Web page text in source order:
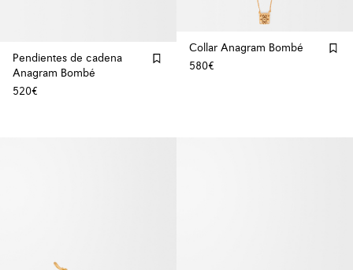
Pendientes de cadena
Anagram Bombé
520€
Collar Anagram Bombé
580€